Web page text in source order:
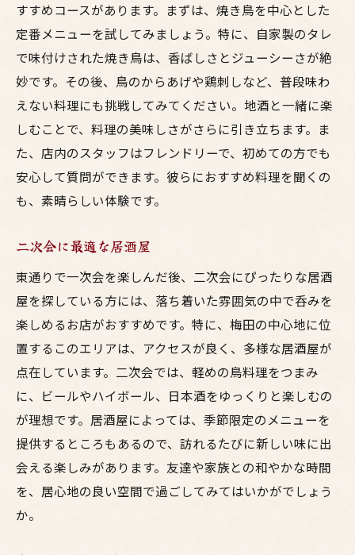
すすめコースがあります。まずは、焼き鳥を中心とした
定番メニューを試してみましょう。特に、自家製のタレ
で味付けされた焼き鳥は、香ばしさとジューシーさが絶
妙です。その後、鳥のからあげや鶏刺しなど、普段味わ
えない料理にも挑戦してみてください。地酒と一緒に楽
しむことで、料理の美味しさがさらに引き立ちます。ま
た、店内のスタッフはフレンドリーで、初めての方でも
安心して質問ができます。彼らにおすすめ料理を聞くの
も、素晴らしい体験です。
二次会に最適な居酒屋
東通りで一次会を楽しんだ後、二次会にぴったりな居酒
屋を探している方には、落ち着いた雰囲気の中で呑みを
楽しめるお店がおすすめです。特に、梅田の中心地に位
置するこのエリアは、アクセスが良く、多様な居酒屋が
点在しています。二次会では、軽めの鳥料理をつまみ
に、ビールやハイボール、日本酒をゆっくりと楽しむの
が理想です。居酒屋によっては、季節限定のメニューを
提供するところもあるので、訪れるたびに新しい味に出
会える楽しみがあります。友達や家族との和やかな時間
を、居心地の良い空間で過ごしてみてはいかがでしょう
か。